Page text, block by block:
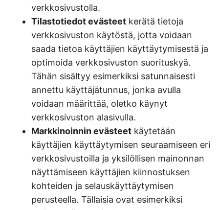
verkkosivustolla.
Tilastotiedot evästeet kerätä tietoja
verkkosivuston käytöstä, jotta voidaan
saada tietoa käyttäjien käyttäytymisestä ja
optimoida verkkosivuston suorituskyä.
Tähän sisältyy esimerkiksi satunnaisesti
annettu käyttäjätunnus, jonka avulla
voidaan määrittää, oletko käynyt
verkkosivuston alasivulla.
Markkinoinnin evästeet käytetään
käyttäjien käyttäytymisen seuraamiseen eri
verkkosivustoilla ja yksilöllisen mainonnan
näyttämiseen käyttäjien kiinnostuksen
kohteiden ja selauskäyttäytymisen
perusteella. Tällaisia ovat esimerkiksi